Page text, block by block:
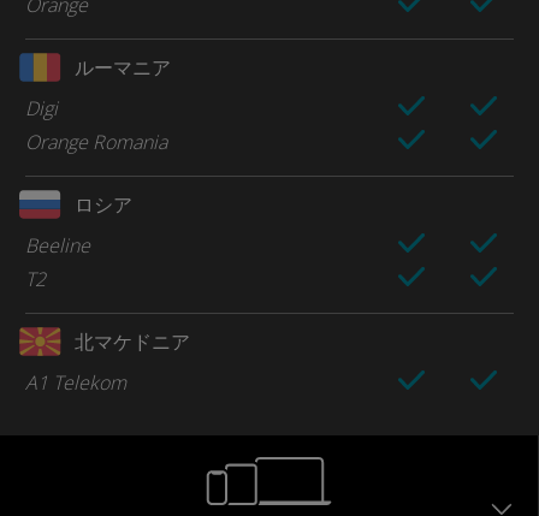
ルーマニア
Digi
Orange Romania
ロシア
Beeline
T2
北マケドニア
A1 Telekom